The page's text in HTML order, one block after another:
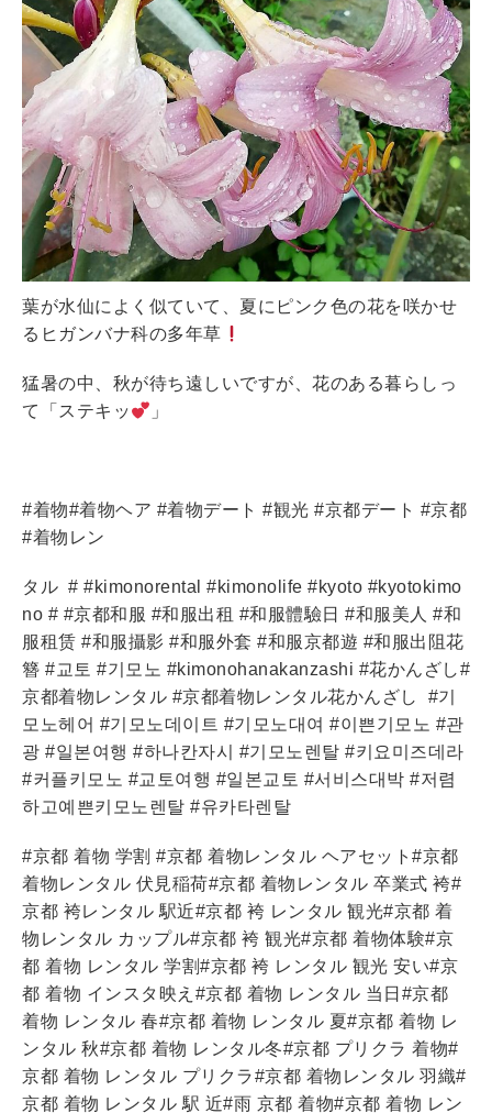
葉が水仙によく似ていて、夏にピンク色の花を咲かせ
るヒガンバナ科の多年草
猛暑の中、秋が待ち遠しいですが、花のある暮らしっ
て「ステキッ
」
#着物#着物ヘア #着物デート #観光 #京都デート #京都
#着物レン
タル # #kimonorental #kimonolife #kyoto #kyotokimo
no # #京都和服 #和服出租 #和服體驗日 #和服美人 #和
服租赁 #和服攝影 #和服外套 #和服京都遊 #和服出阻花
簪 #교토 #기모노 #kimonohanakanzashi #花かんざし#
京都着物レンタル #京都着物レンタル花かんざし
#기
모노헤어 #기모노데이트 #기모노대여 #이쁜기모노 #관
광 #일본여행 #하나칸자시 #기모노렌탈 #키요미즈데라
#커플키모노 #교토여행 #일본교토 #서비스대박 #저렴
하고예쁜키모노렌탈 #유카타렌탈
#京都 着物 学割 #京都 着物レンタル ヘアセット#京都
着物レンタル 伏見稲荷#京都 着物レンタル 卒業式 袴#
京都 袴レンタル 駅近#京都 袴 レンタル 観光#京都 着
物レンタル カップル#京都 袴 観光#京都 着物体験#京
都 着物 レンタル 学割#京都 袴 レンタル 観光 安い#京
都 着物 インスタ映え#京都 着物 レンタル 当日#京都
着物 レンタル 春#京都 着物 レンタル 夏#京都 着物 レ
ンタル 秋#京都 着物 レンタル冬#京都 プリクラ 着物#
京都 着物 レンタル プリクラ#京都 着物レンタル 羽織#
京都 着物 レンタル 駅 近#雨 京都 着物#京都 着物 レン